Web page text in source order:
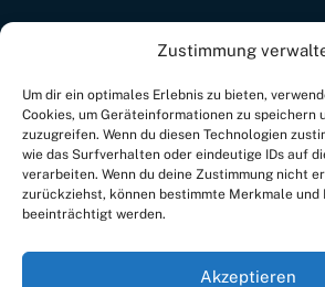
Zustimmung
Um dir ein optimales Erlebnis zu bieten,
Cookies, um Geräteinformationen zu speichern
zuzugreifen. Wenn du diesen Technologien
wie das Surfverhalten oder eindeutige IDs auf
verarbeiten. Wenn du deine Zustimmung nicht
zurückziehst, können bestimmte Merkmale und
beeinträchtigt werden.
Akzeptieren